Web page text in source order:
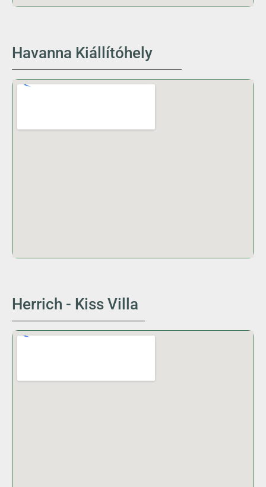
Havanna Kiállítóhely
Herrich - Kiss Villa